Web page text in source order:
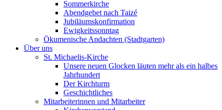
Sommerkirche
Abendgebet nach Taizé
Jubiläumskonfirmation
Ewigkeitssonntag
Ökumenische Andachten (Stadtgarten)
Über uns
St. Michaelis-Kirche
Unsere neuen Glocken läuten mehr als ein halbes
Jahrhundert
Der Kirchturm
Geschichtliches
Mitarbeiterinnen und Mitarbeiter